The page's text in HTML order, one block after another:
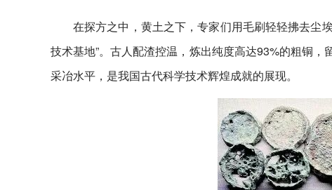
在探方之中，黄土之下，专家们用毛刷轻轻拂去尘
技术基地”。古人配渣控温，炼出纯度高达93%的粗铜
采冶水平，是我国古代科学技术辉煌成就的展现。